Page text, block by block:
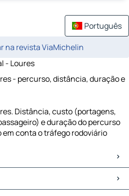
Português
na revista ViaMichelin
- Loures
- percurso, distância, duração e
Distância, custo (portagens,
e duração do percurso
conta o tráfego rodoviário